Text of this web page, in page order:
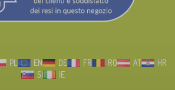
PL EN DE FR RO AT
HR
SI
IE